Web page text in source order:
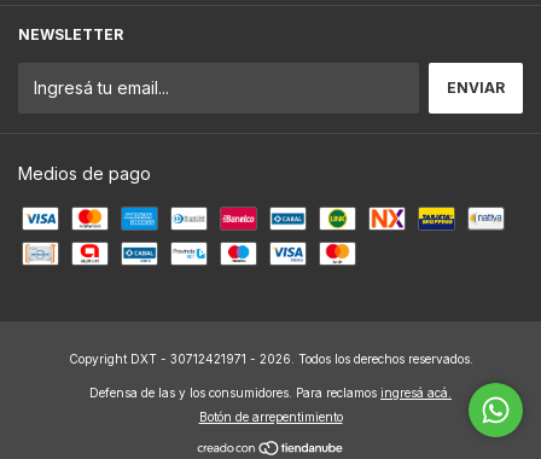
NEWSLETTER
Medios de pago
Copyright DXT - 30712421971 - 2026. Todos los derechos reservados.
Defensa de las y los consumidores. Para reclamos ingresá acá.
Botón de arrepentimiento